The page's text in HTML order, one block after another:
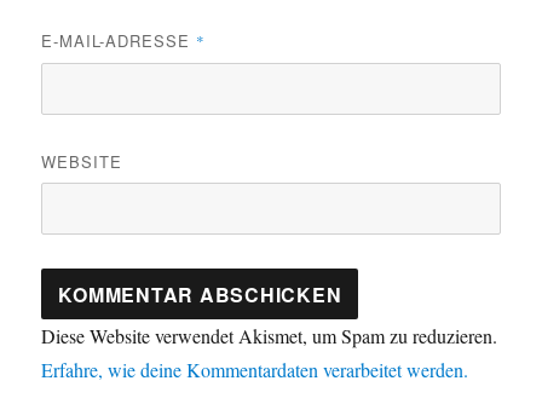
E-MAIL-ADRESSE *
WEBSITE
Diese Website verwendet Akismet, um Spam zu reduzieren.
Erfahre, wie deine Kommentardaten verarbeitet werden.